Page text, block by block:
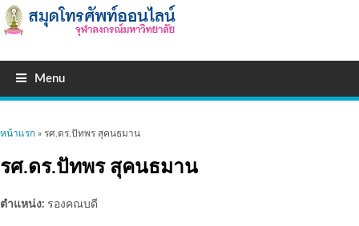
Menu
คุณอยู่ที่นี่
หน้าแรก » รศ.ดร.ปัทพร สุคนธมาน
รศ.ดร.ปัทพร สุคนธมาน
ตำแหน่ง: รองคณบดี